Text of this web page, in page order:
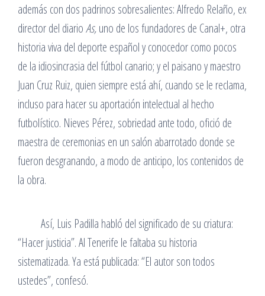
además con dos padrinos sobresalientes: Alfredo Relaño, ex
director del diarioAs,uno de los fundadores de Canal+, otra
historia viva del deporte español y conocedor como pocos
de la idiosincrasia del fútbol canario; y el paisano y maestro
Juan Cruz Ruiz, quien siempre está ahí, cuando se le reclama,
incluso para hacer su aportación intelectual al hecho
futbolístico. Nieves Pérez, sobriedad ante todo, ofició de
maestra de ceremonias en un salón abarrotado donde se
fueron desgranando, a modo de anticipo, los contenidos de
la obra.
Así, Luis Padilla habló del significado de su criatura:
“Hacer justicia”. Al Tenerife le faltaba su historia
sistematizada. Ya está publicada: “El autor son todos
ustedes”, confesó.